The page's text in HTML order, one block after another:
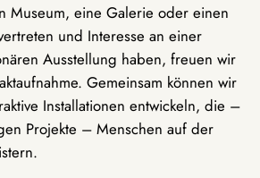
Museum, eine Galerie oder einen
und Interesse an einer
Ausstellung haben, freuen wir
Gemeinsam können wir
Installationen entwickeln, die –
Projekte – Menschen auf der